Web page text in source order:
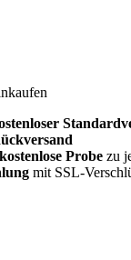
Probe zu
mit SSL-